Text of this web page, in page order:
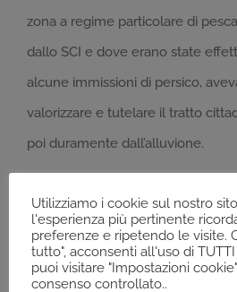
zona a regime particolare di
dallo SCI e dove erano state
alcune immissioni di persico,
valorizzare e tutelare il tratto
poi duramente dall’alluvione.
Utilizziamo i cookie sul nostro
l'esperienza più pertinente
preferenze e ripetendo le visite.
tutto", acconsenti all'uso di TUTTI
puoi visitare "Impostazioni
consenso controllato..